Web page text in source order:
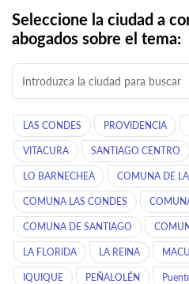
Seleccione la ciudad a
abogados sobre el tema:
LAS CONDES PROVIDENCIA
VITACURA SANTIAGO CENTRO
LO BARNECHEA COMUNA DE
COMUNA LAS CONDES
COMUNA DE SANTIAGO
LA FLORIDA LA REINA
IQUIQUE PEÑALOLÉN